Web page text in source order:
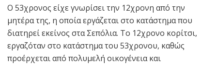
Ο 53χρονος είχε γνωρίσει την 12χρονη από την
μητέρα της, η οποία εργάζεται στο κατάστημα που
διατηρεί εκείνος στα Σεπόλια. Το 12χρονο κορίτσι,
εργαζόταν στο κατάστημα του 53χρονου, καθώς
προέρχεται από πολυμελή οικογένεια και